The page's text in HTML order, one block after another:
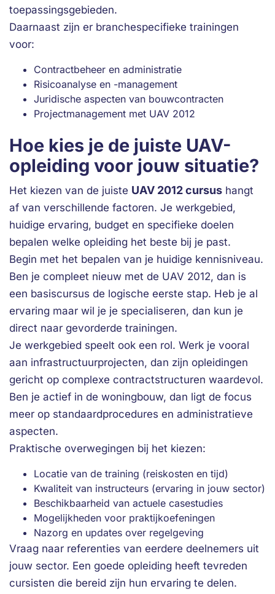
toepassingsgebieden.
Daarnaast zijn er branchespecifieke trainingen
voor:
Contractbeheer en administratie
Risicoanalyse en -management
Juridische aspecten van bouwcontracten
Projectmanagement met UAV 2012
Hoe kies je de juiste UAV-
opleiding voor jouw situatie?
Het kiezen van de juiste UAV 2012 cursus hangt
af van verschillende factoren. Je werkgebied,
huidige ervaring, budget en specifieke doelen
bepalen welke opleiding het beste bij je past.
Begin met het bepalen van je huidige kennisniveau.
Ben je compleet nieuw met de UAV 2012, dan is
een basiscursus de logische eerste stap. Heb je al
ervaring maar wil je je specialiseren, dan kun je
direct naar gevorderde trainingen.
Je werkgebied speelt ook een rol. Werk je vooral
aan infrastructuurprojecten, dan zijn opleidingen
gericht op complexe contractstructuren waardevol.
Ben je actief in de woningbouw, dan ligt de focus
meer op standaardprocedures en administratieve
aspecten.
Praktische overwegingen bij het kiezen:
Locatie van de training (reiskosten en tijd)
Kwaliteit van instructeurs (ervaring in jouw sector)
Beschikbaarheid van actuele casestudies
Mogelijkheden voor praktijkoefeningen
Nazorg en updates over regelgeving
Vraag naar referenties van eerdere deelnemers uit
jouw sector. Een goede opleiding heeft tevreden
cursisten die bereid zijn hun ervaring te delen.